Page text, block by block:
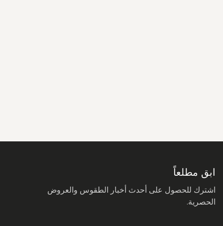
ابق مطلعاً
اشترك للحصول على أحدث أخبار الطقوس والعروض
الحصرية.